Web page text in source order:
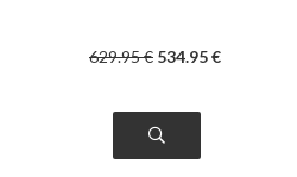
629.95€ 534.95€